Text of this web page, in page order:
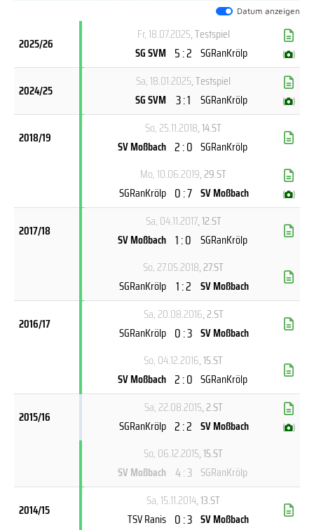
Datum anzeigen
2025/26
Fr, 18.07.2025, Testspiel
SG SVM 5 : 2 SGRanKrölp ( )
2024/25
Sa, 18.01.2025, Testspiel
SG SVM 3 : 1 SGRanKrölp ( )
2018/19
So, 25.11.2018, 14.ST
SV Moßbach 2 : 0 SGRanKrölp
Mo, 10.06.2019, 29.ST
SGRanKrölp 0 : 7 SV Moßbach ( )
2017/18
Sa, 04.11.2017, 12.ST
SV Moßbach 1 : 0 SGRanKrölp
So, 27.05.2018, 27.ST
SGRanKrölp 1 : 2 SV Moßbach
2016/17
Sa, 20.08.2016, 2.ST
SGRanKrölp 0 : 3 SV Moßbach
So, 04.12.2016, 15.ST
SV Moßbach 2 : 0 SGRanKrölp
2015/16
Sa, 22.08.2015, 2.ST
SGRanKrölp 2 : 2 SV Moßbach ( )
So, 06.12.2015, 15.ST
SV Moßbach 4 : 3 SGRanKrölp
2014/15
Sa, 15.11.2014, 13.ST
TSV Ranis 0 : 3 SV Moßbach